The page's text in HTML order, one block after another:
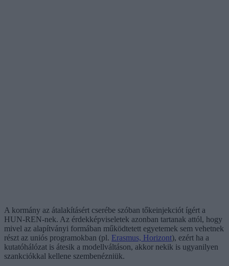
A kormány az átalakításért cserébe szóban tőkeinjekciót ígért a
HUN-REN-nek. Az érdekképviseletek azonban tartanak attól, hogy
mivel az alapítványi formában működtetett egyetemek sem vehetnek
részt az uniós programokban (pl. Erasmus, Horizont), ezért ha a
kutatóhálózat is átesik a modellváltáson, akkor nekik is ugyanilyen
szankciókkal kellene szembenézniük.